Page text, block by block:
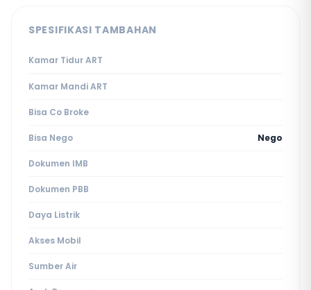
SPESIFIKASI TAMBAHAN
Kamar Tidur ART
Kamar Mandi ART
Bisa Co Broke
Bisa Nego Nego
Dokumen IMB
Dokumen PBB
Daya Listrik
Akses Mobil
Sumber Air